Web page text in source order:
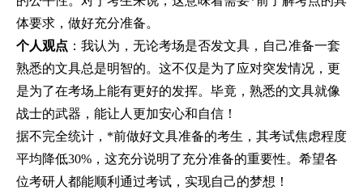
体要求，做好充分准备。
个人观点 ：我认为，无论考场是否发文具，自己准备一套
熟悉的文具总是明智的。这不仅是为了应对突发情况，更
是为了在考场上能有更好的发挥。毕竟，熟悉的文具就像
战士的武器，能让人更加安心和自信！
据不完全统计，*前做好文具准备的考生，其考试焦虑程度
平均降低30%，这充分说明了充分准备的重要性。希望各
位考研人都能顺利通过考试，实现自己的梦想！